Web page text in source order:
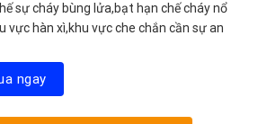
sự cháy bùng lửa,bạt hạn chế cháy nổ
vực hàn xì,khu vực che chắn cần sự an
ngay